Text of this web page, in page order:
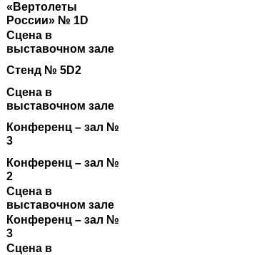
«Вертолеты
России» № 1D
Сцена в
выставочном зале
Стенд № 5D2
Сцена в
выставочном зале
Конференц – зал №
3
Конференц – зал №
2
Сцена в
выставочном зале
Конференц – зал №
3
Сцена в